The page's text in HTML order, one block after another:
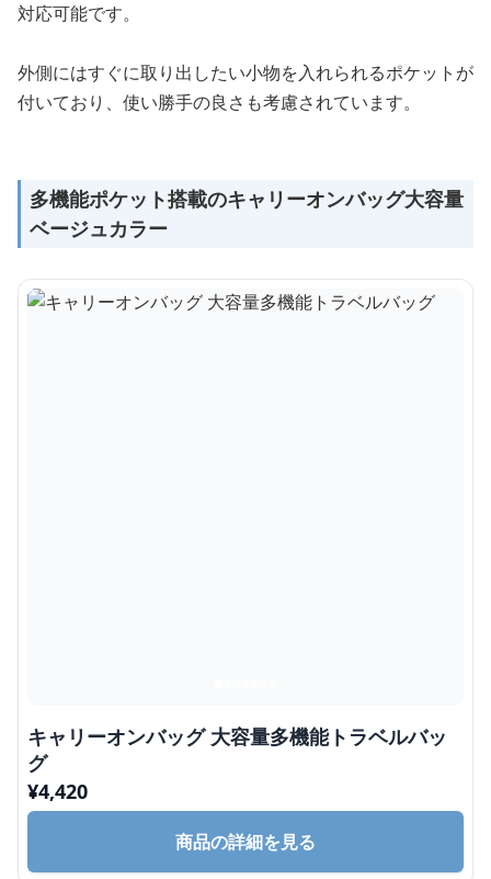
対応可能です。
外側にはすぐに取り出したい小物を入れられるポケットが
付いており、使い勝手の良さも考慮されています。
多機能ポケット搭載のキャリーオンバッグ大容量
ベージュカラー
キャリーオンバッグ 大容量多機能トラベルバッ
グ
¥4,420
商品の詳細を見る